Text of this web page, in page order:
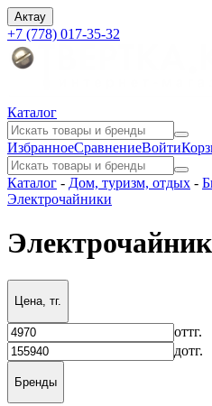
Актау
+7 (778) 017-35-32
Каталог
ИзбранноеСравнениеВойти
Каталог - Дом, туризм, отдых -
Электрочайники
Цена, тг.
оттг.
дотг.
Бренды